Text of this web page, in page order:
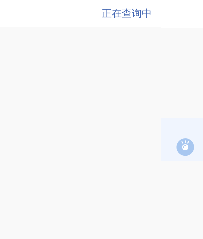
正在查询中